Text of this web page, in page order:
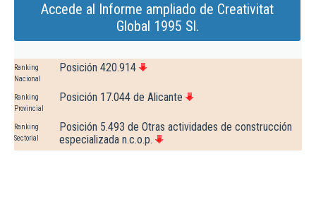
Accede al Informe ampliado de Creativitat
Global 1995 Sl.
Ranking
Nacional
Posición 420.914
Ranking
Provincial
Posición 17.044 de Alicante
Ranking
Sectorial
Posición 5.493 de Otras actividades de construcción
especializada n.c.o.p.